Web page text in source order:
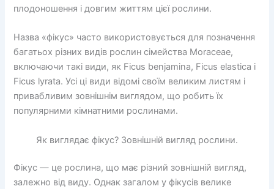
плодоношення і довгим життям цієї рослини.
Назва «фікус» часто використовується для позначення
багатьох різних видів рослин сімейства Moraceae,
включаючи такі види, як Ficus benjamina, Ficus elastica і
Ficus lyrata. Усі ці види відомі своїм великим листям і
привабливим зовнішнім виглядом, що робить їх
популярними кімнатними рослинами.
Як виглядає фікус? Зовнішній вигляд рослини.
Фікус — це рослина, що має різний зовнішній вигляд,
залежно від виду. Однак загалом у фікусів велике